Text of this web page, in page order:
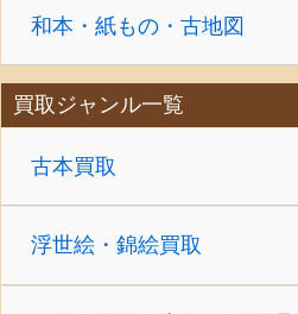
和本・紙もの・古地図
買取ジャンル一覧
古本買取
浮世絵・錦絵買取